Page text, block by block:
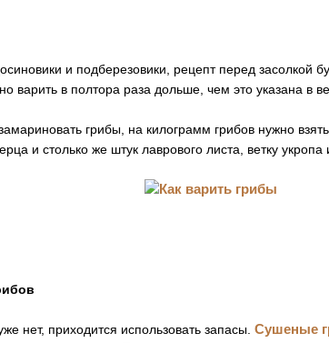
и подберезовики, рецепт перед засолкой
варить в полтора раза дольше, чем это указана в
грибы, на килограмм грибов нужно
и столько же штук лаврового листа, ветку укропа
нет, приходится использовать запасы. Сушеные